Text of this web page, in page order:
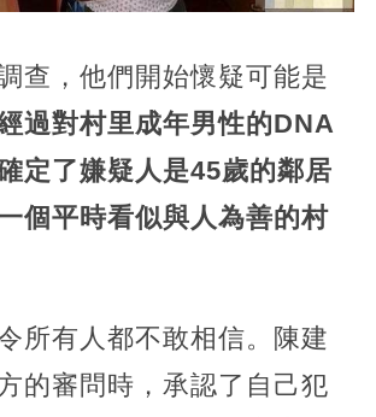
查，他們開始懷疑可能是
過對村里成年男性的DNA
定了嫌疑人是45歲的鄰居
個平時看似與人為善的村
所有人都不敢相信。陳建
的審問時，承認了自己犯